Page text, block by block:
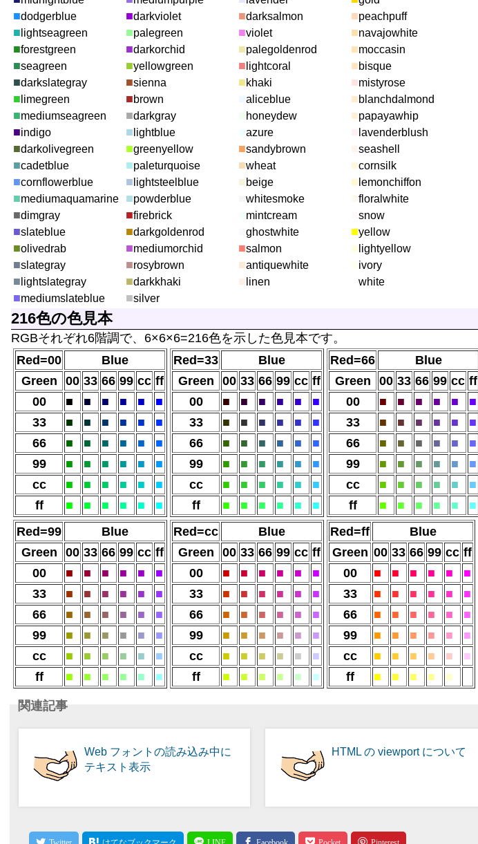
■dodgerblue
■ lightseagreen
■forestgreen
■seagreen
■darkslategray
■ limegreen
■mediumseagreen
■indigo
■darkolivegreen
■cadetblue
■cornflowerblue
■mediumaquamarine
■dimgray
■slateblue
■olivedrab
■slategray
■ lightslategray
■mediumslateblue
■darkviolet
■palegreen
■darkorchid
■yellowgreen
■sienna
■brown
■darkgray
■ lightblue
■greenyellow
■paleturquoise
■ lightsteelblue
■powderblue
■firebrick
■darkgoldenrod
■mediumorchid
■rosybrown
■darkkhaki
■silver
■darksalmon
■violet
■palegoldenrod
■ lightcoral
■khaki
aliceblue
honeydew
azure
■sandybrown
■wheat
■beige
whitesmoke
mintcream
ghostwhite
■salmon
■antiquewhite
■ linen
■peachpuff
■navajowhite
■moccasin
■bisque
■mistyrose
■blanchdalmond
■papayawhip
lavenderblush
seashell
■cornsilk
■ lemonchiffon
floralwhite
snow
■yellow
■ lightyellow
ivory
white
216色の色見本
RGBそれぞれ6階調で、6×6×6=216色を示した色見本です。
Red=00
Blue
Green
00 33 66 99 cc ff
00
■ ■ ■ ■ ■
■
33
■ ■ ■ ■ ■
■
66
■ ■ ■ ■ ■
■
99
■ ■ ■ ■ ■
■
cc
■ ■ ■ ■ ■
■
ff
■ ■ ■ ■ ■ ■
Red=33
Blue
Green
00 33 66 99 cc ff
00
■ ■ ■ ■ ■
■
33
■ ■ ■ ■ ■
■
66
■ ■ ■ ■ ■
■
99
■ ■ ■ ■ ■
■
cc
■ ■ ■ ■ ■
■
ff
■ ■ ■ ■ ■ ■
Red=66
Blue
Green
00 33 66 99 cc ff
00
■ ■ ■ ■ ■
■
33
■ ■ ■ ■ ■
■
66
■ ■ ■ ■ ■
■
99
■ ■ ■ ■ ■
■
cc
■ ■ ■ ■ ■
■
ff
■ ■ ■ ■ ■
■
Red=99
Blue
Green
00 33 66 99 cc ff
00
■ ■ ■ ■ ■
■
33
■ ■ ■ ■ ■
■
66
■ ■ ■ ■ ■
■
99
■ ■ ■ ■ ■
■
cc
■ ■ ■ ■ ■
■
ff
■ ■ ■ ■ ■ ■
Red=cc
Blue
Green
00 33 66 99 cc ff
00
■ ■ ■ ■ ■
■
33
■ ■ ■ ■ ■
■
66
■ ■ ■ ■ ■
■
99
■ ■ ■ ■ ■
■
cc
■ ■ ■ ■ ■
■
ff
■ ■ ■ ■ ■ ■
Red=ff
Blue
Green 00 33 66 99 cc ff
00
■ ■ ■ ■ ■
■
33
■ ■ ■ ■ ■
■
66
■ ■ ■ ■ ■
■
99
■ ■ ■ ■ ■
■
cc
■ ■ ■ ■ ■
■
ff
■ ■ ■ ■ ■
関連記事
Web フォントの読み込み中に
テキスト表示
HTML の viewport について